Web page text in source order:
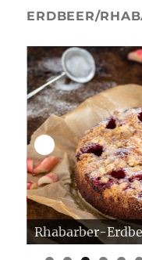
ERDBEER/
Rhabarber-